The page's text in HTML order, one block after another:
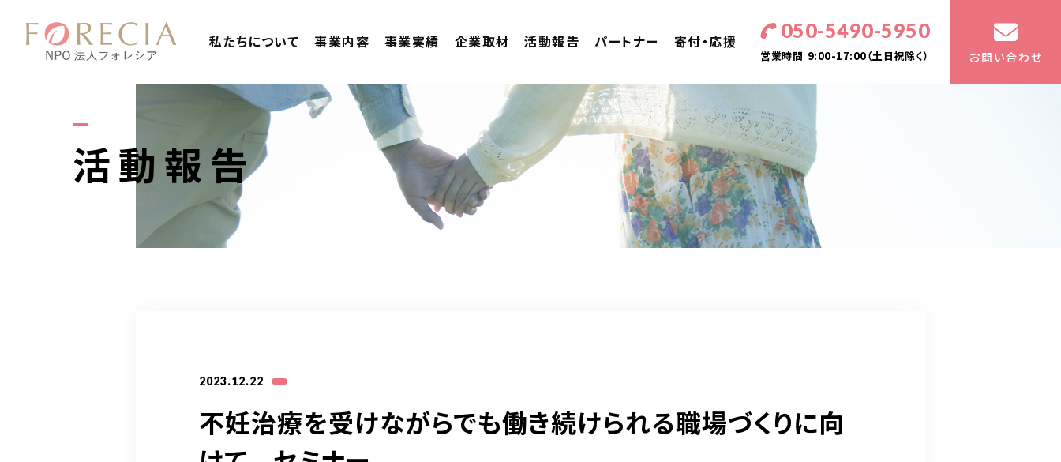
私たちについて 事業内容 事業実績 企業取材 活動報告 パートナー 寄付・応援 050-5490-5950
営業時間 9:00-17:00（土日祝除く） お問い合わせ
活動報告
2023.12.22
不妊治療を受けながらでも働き続けられる職場づくりに向